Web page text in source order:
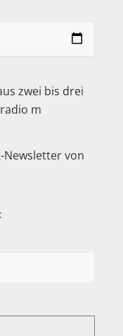
zwei bis drei
m
Newsletter von